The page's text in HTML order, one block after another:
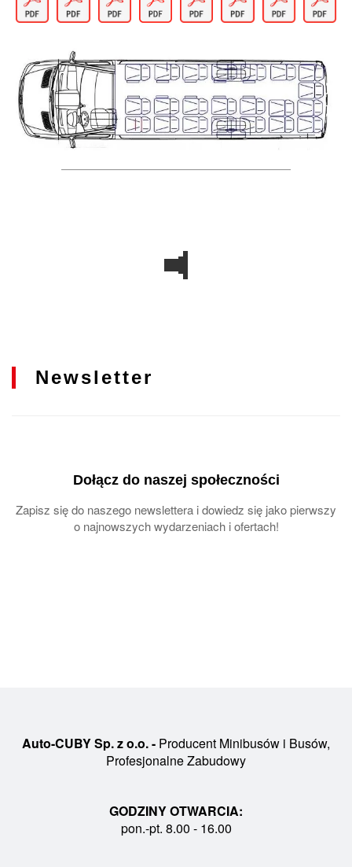
Newsletter
Dołącz do naszej społeczności
Zapisz się do naszego newslettera i dowiedz się jako pierwszy
o najnowszych wydarzeniach i ofertach!
Auto-CUBY Sp. z o.o. - Producent Minibusów i Busów,
Profesjonalne Zabudowy
GODZINY OTWARCIA:
pon.-pt. 8.00 - 16.00